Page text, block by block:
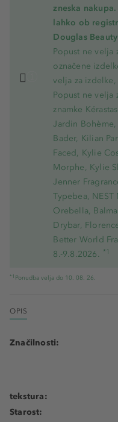
zneska
lahko ob
Douglas
Popust ne velja
označene
velja za
Popust ne velja
znamke
Jardin
Bader, Kilian
Faced, Kylie
Morphe, Kylie
Jenner
Typebea,
Orebella,
Drybar,
Better World
8.-9.8.2026. *1
*1 Ponudba velja do 10. 08. 26.
OPIS
Značilnosti:
tekstura:
Starost: